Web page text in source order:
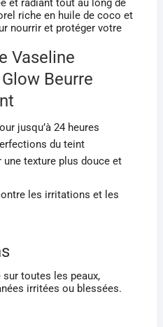
et radiant tout au long de
riche en huile de coco et
nourrir et protéger votre
Vaseline
Beurre
jusqu’à 24 heures
du teint
une texture plus douce et
les irritations et les
toutes les peaux,
irritées ou blessées.